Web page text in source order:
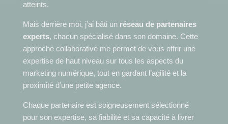
atteints.
Mais derrière moi, j’ai bâti un réseau de partenaires
experts, chacun spécialisé dans son domaine. Cette
approche collaborative me permet de vous offrir une
expertise de haut niveau sur tous les aspects du
marketing numérique, tout en gardant l’agilité et la
proximité d’une petite agence.
Chaque partenaire est soigneusement sélectionné
pour son expertise, sa fiabilité et sa capacité à livrer